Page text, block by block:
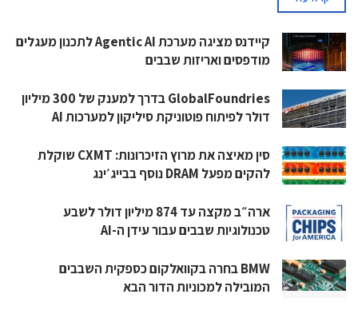
קיידנס מציגה מערכת Agentic AI לתכנון מעגלים
מודפסים ואריזות שבבים
GlobalFoundries בדרך למענק של 300 מיליון
דולר לפיתוח פוטוניקת סיליקון למערכות AI
סין מאיצה את מרוץ הזיכרונות: CXMT שוקלת
להקים מפעל DRAM נוסף בבייג׳ינג
ארה״ב מקצה עד 874 מיליון דולר לשבע
טכנולוגיות שבבים עבור עידן ה-AI
BMW בחרה בקוואלקום כספקית השבבים
המובילה למכוניות הדור הבא